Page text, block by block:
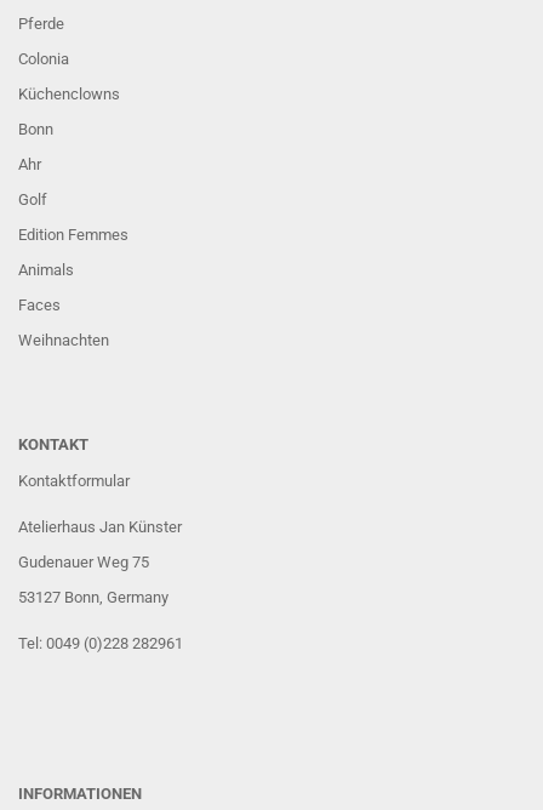
Pferde
Colonia
Küchenclowns
Bonn
Ahr
Golf
Edition Femmes
Animals
Faces
Weihnachten
KONTAKT
Kontaktformular
Atelierhaus Jan Künster
Gudenauer Weg 75
53127 Bonn, Germany
Tel: 0049 (0)228 282961
INFORMATIONEN